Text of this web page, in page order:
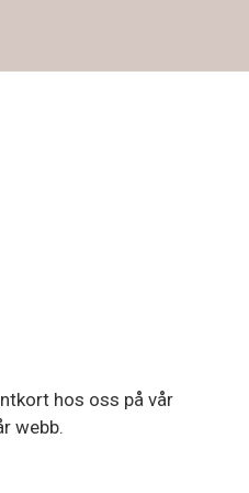
hos oss på vår
webb.